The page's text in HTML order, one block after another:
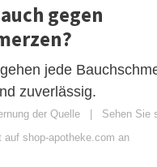
gegen
jede
zuverlässig.
der Quelle | Sehen Sie
auf shop-apotheke.com an